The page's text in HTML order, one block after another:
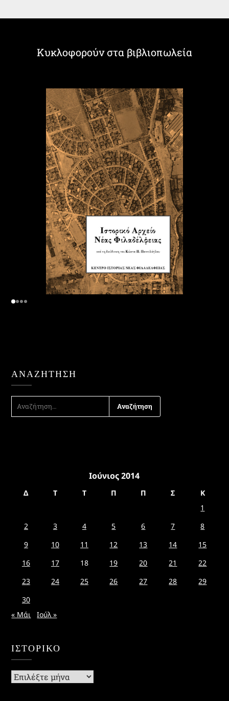
Κυκλοφορούν στα βιβλιοπωλεία
ΑΝΑΖΉΤΗΣΗ
ΑΝΑΖΉΤΗΣΗ
ΓΙΑ:
Ιούνιος 2014
Δ Τ Τ Π Π Σ
Κ
1
2
3 4 5 6 7
8
9
10 11 12 13 14
15
16
17 18 19 20 21
22
23
24 25 26 27 28
29
30
« Μάι
Ιούλ »
ΙΣΤΟΡΙΚΌ
Ιστορικό